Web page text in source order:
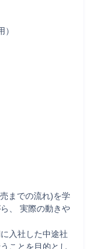
までの流れ)を学
、 実際の動きや
入社した中途社
ことを目的とし